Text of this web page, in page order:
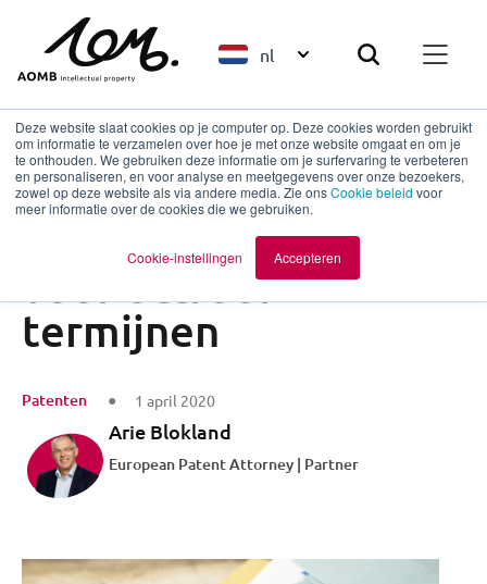
Deze website slaat cookies op je computer op. Deze cookies worden gebruikt
om informatie te verzamelen over hoe je met onze website omgaat en om je
te onthouden. We gebruiken deze informatie om je surfervaring te verbeteren
en personaliseren, en voor analyse en meetgegevens over onze bezoekers,
zowel op deze website als via andere media. Zie onsCookie beleid voor
meer informatie over de cookies die we gebruiken.
Cookie-instellingen Accepteren
nl
Terug naar overzicht
Gevolgen van COVID
voor octrooi
termijnen
Patenten 1 april 2020
Arie Blokland
European Patent Attorney | Partner